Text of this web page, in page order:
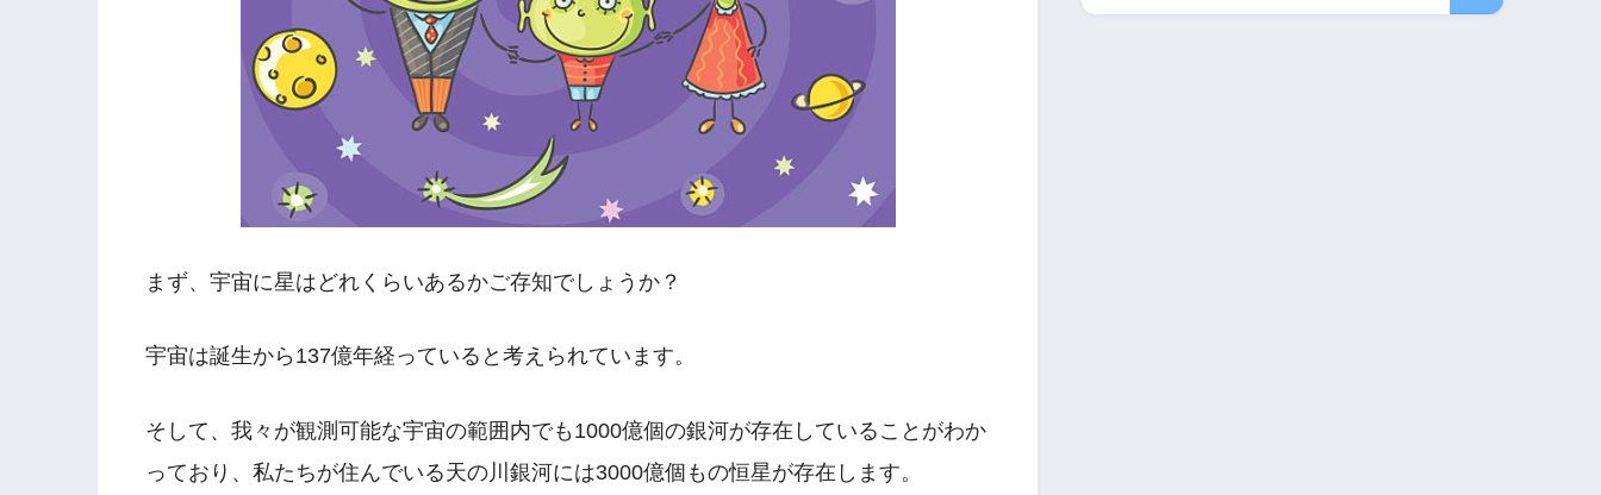
まず、宇宙に星はどれくらいあるかご存知でしょうか？
宇宙は誕生から137億年経っていると考えられています。
そして、我々が観測可能な宇宙の範囲内でも1000億個の銀河が存在していることがわか
っており、私たちが住んでいる天の川銀河には3000億個もの恒星が存在します。